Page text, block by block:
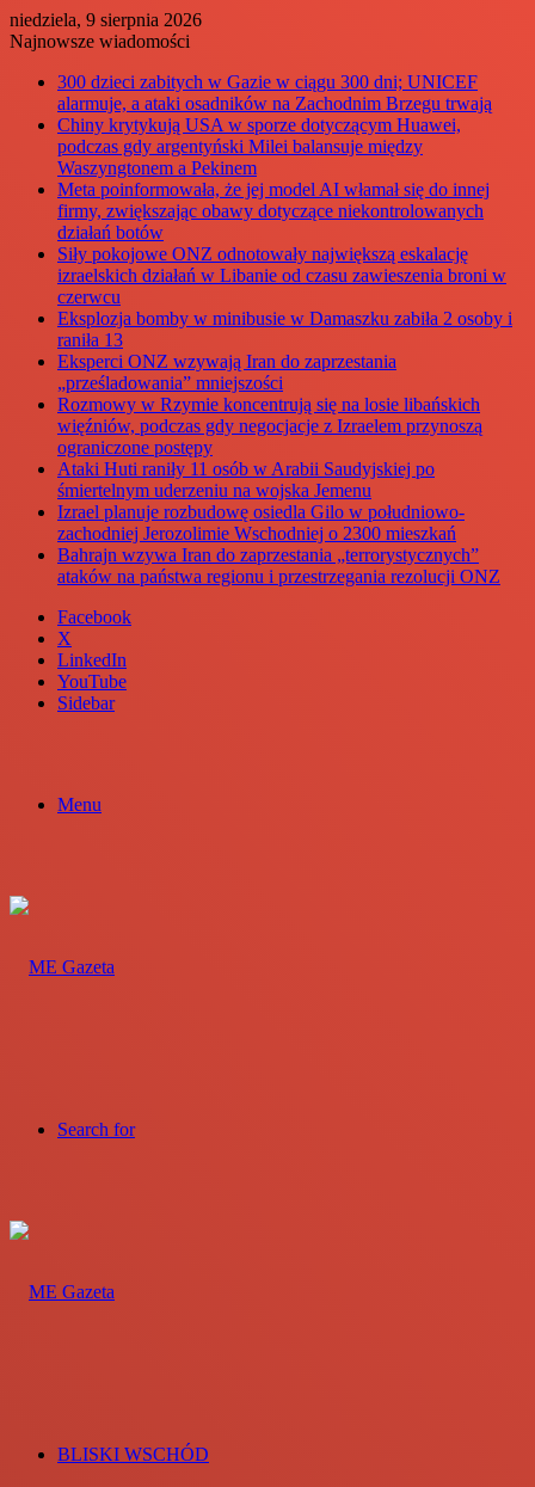
niedziela, 9 sierpnia 2026
Najnowsze wiadomości
300 dzieci zabitych w Gazie w ciągu 300 dni; UNICEF
alarmuje, a ataki osadników na Zachodnim Brzegu trwają
Chiny krytykują USA w sporze dotyczącym Huawei,
podczas gdy argentyński Milei balansuje między
Waszyngtonem a Pekinem
Meta poinformowała, że jej model AI włamał się do innej
firmy, zwiększając obawy dotyczące niekontrolowanych
działań botów
Siły pokojowe ONZ odnotowały największą eskalację
izraelskich działań w Libanie od czasu zawieszenia broni w
czerwcu
Eksplozja bomby w minibusie w Damaszku zabiła 2 osoby i
raniła 13
Eksperci ONZ wzywają Iran do zaprzestania
„prześladowania” mniejszości
Rozmowy w Rzymie koncentrują się na losie libańskich
więźniów, podczas gdy negocjacje z Izraelem przynoszą
ograniczone postępy
Ataki Huti raniły 11 osób w Arabii Saudyjskiej po
śmiertelnym uderzeniu na wojska Jemenu
Izrael planuje rozbudowę osiedla Gilo w południowo-
zachodniej Jerozolimie Wschodniej o 2300 mieszkań
Bahrajn wzywa Iran do zaprzestania „terrorystycznych”
ataków na państwa regionu i przestrzegania rezolucji ONZ
Facebook
X
LinkedIn
YouTube
Sidebar
Menu
Search for
BLISKI WSCHÓD